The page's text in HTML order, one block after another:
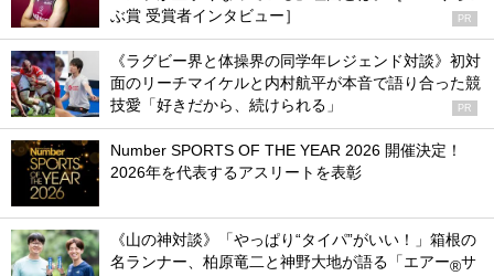
ぶ賞 受賞者インタビュー］
PR
《ラグビー界と体操界の同学年レジェンド対談》初対
面のリーチマイケルと内村航平が本音で語り合った競
技愛「好きだから、続けられる」
PR
Number SPORTS OF THE YEAR 2026 開催決定！
2026年を代表するアスリートを表彰
《山の神対談》「やっぱり“タイパ”がいい！」箱根の
名ランナー、柏原竜二と神野大地が語る「エアー®サ